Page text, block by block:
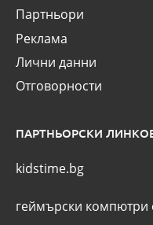
Партньори
Реклама
Лични данни
Отговорности
ПАРТНЬОРСКИ
kidstime.bg
геймърски компютри